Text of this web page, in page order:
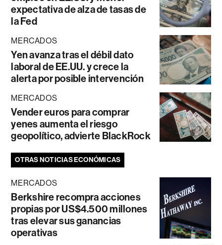
expectativa de alza de tasas de
la Fed
MERCADOS
Yen avanza tras el débil dato
laboral de EE.UU. y crece la
alerta por posible intervención
MERCADOS
Vender euros para comprar
yenes aumenta el riesgo
geopolítico, advierte BlackRock
OTRAS NOTICIAS ECONÓMICAS
MERCADOS
Berkshire recompra acciones
propias por US$4.500 millones
tras elevar sus ganancias
operativas